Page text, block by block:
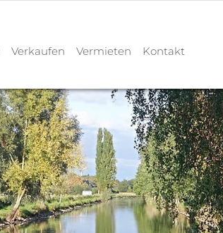
Verkaufen Vermieten Kontakt